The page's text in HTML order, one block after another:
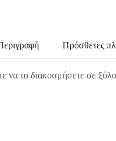
Πρόσθετες
να το διακοσμήσετε σε